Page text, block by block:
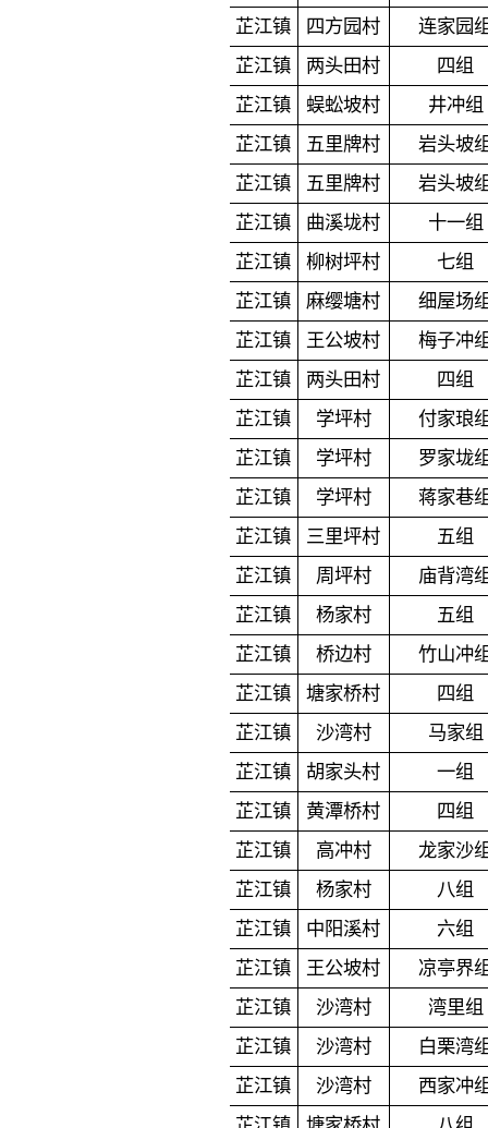
芷江镇 四方园村
连家园
芷江镇
两头田村
四组
芷江镇
蜈蚣坡村
井冲组
芷江镇
五里牌村
岩头坡
芷江镇
五里牌村
岩头坡
芷江镇
曲溪垅村
十一组
芷江镇
柳树坪村
七组
芷江镇
麻缨塘村
细屋场
芷江镇
王公坡村
梅子冲
芷江镇
两头田村
四组
芷江镇
学坪村
付家琅
芷江镇
学坪村
罗家垅
芷江镇
学坪村
蒋家巷
芷江镇
三里坪村
五组
芷江镇
周坪村
庙背湾
芷江镇
杨家村
五组
芷江镇
桥边村
竹山冲
芷江镇
塘家桥村
四组
芷江镇
沙湾村
马家组
芷江镇
胡家头村
一组
芷江镇
黄潭桥村
四组
芷江镇
高冲村
龙家沙
芷江镇
杨家村
八组
芷江镇
中阳溪村
六组
芷江镇
王公坡村
凉亭界
芷江镇
沙湾村
湾里组
芷江镇
沙湾村
白栗湾
芷江镇
沙湾村
西家冲